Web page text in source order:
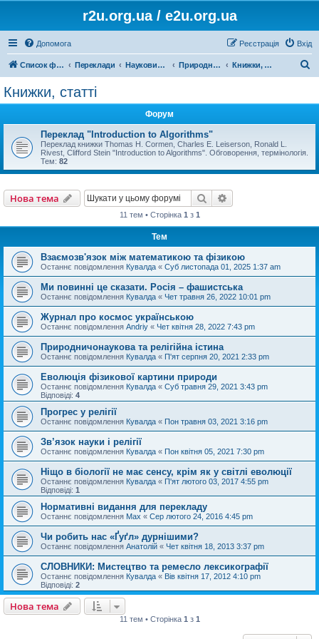
r2u.org.ua / e2u.org.ua
Допомога Вхід
Реєстрація
Список форумів Переклади Науковий переклад Природничі науки, математика, медицина, загальна література Книжки, статті
Книжки, статті
Форум
Переклад "Introduction to Algorithms"
Переклад книжки Thomas H. Cormen, Charles E. Leiserson, Ronald L.
Rivest, Clifford Stein "Introduction to Algorithms". Обговорення, термінологія.
Тем: 82
Нова тема Пошук
11 тем • Сторінка 1 з 1
Тем
Взаємозв'язок між математикою та фізикою
Останнє повідомлення Кувалда « Суб листопада 01, 2025 1:37 am
Ми повинні це сказати. Росія – фашистська
Останнє повідомлення Кувалда « Чет травня 26, 2022 10:01 pm
Журнал про космос українською
Останнє повідомлення Andriy « Чет квітня 28, 2022 7:43 pm
Природничонаукова та релігійна істина
Останнє повідомлення Кувалда « П'ят серпня 20, 2021 2:33 pm
Еволюція фізикової картини природи
Останнє повідомлення Кувалда « Суб травня 29, 2021 3:43 pm
Відповіді: 4
Прогрес у релігії
Останнє повідомлення Кувалда « Пон травня 03, 2021 3:16 pm
Зв’язок науки і релігії
Останнє повідомлення Кувалда « Пон квітня 05, 2021 7:30 pm
Ніщо в біології не має сенсу, крім як у світлі еволюції
Останнє повідомлення Кувалда « П'ят лютого 03, 2017 4:55 pm
Відповіді: 1
Нормативні видання для перекладу
Останнє повідомлення Max « Сер лютого 24, 2016 4:45 pm
Чи робить нас «Ґуґл» дурнішими?
Останнє повідомлення Анатолій « Чет квітня 18, 2013 3:37 pm
СЛОВНИКИ: Мистецтво та ремесло лексикографії
Останнє повідомлення Кувалда « Вів квітня 17, 2012 4:10 pm
Відповіді: 2
Нова тема
11 тем • Сторінка 1 з 1